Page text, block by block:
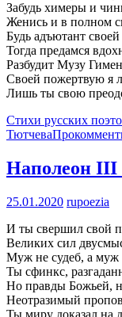
Забудь химеры и
Женись и в полном
Будь адъютант
Тогда предамся
Разбудит Музу
Своей пожертвую я
Лишь ты свою
Стихи русских
Тютчева
Наполеон III
25.01.2020 rupoezia
И ты свершил свой
Великих сил
Муж не судеб, а муж
Ты сфинкс,
Но правды Божьей,
Неотразимый
Ты миру доказал на